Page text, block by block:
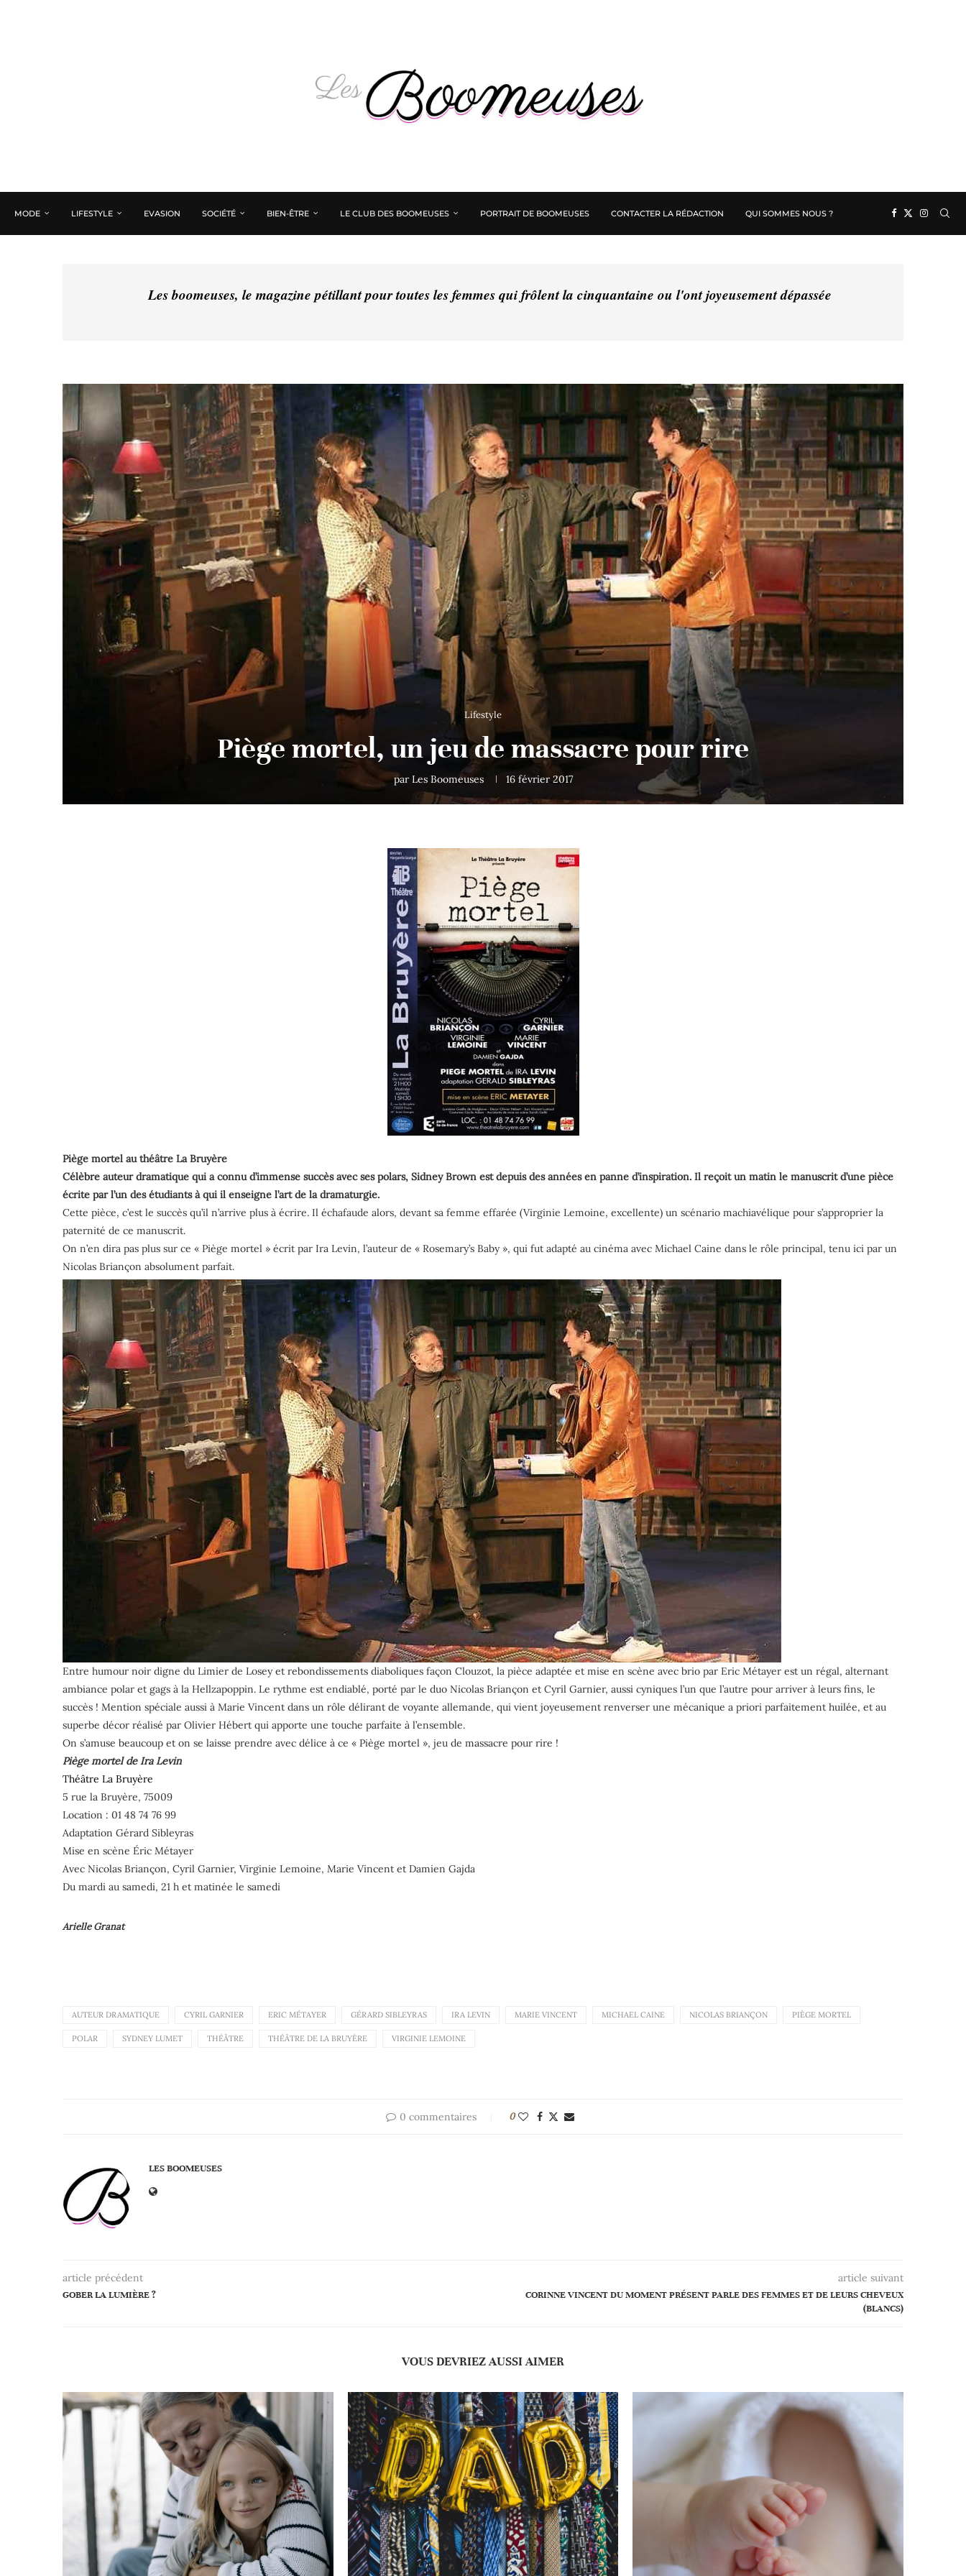
MODE LIFESTYLE EVASION SOCIÉTÉ BIEN-ÊTRE LE CLUB DES BOOMEUSES PORTRAIT DE BOOMEUSES CONTACTER LA RÉDACTION QUI SOMMES NOUS ?
Les boomeuses, le magazine pétillant pour toutes les femmes qui frôlent la cinquantaine ou l'ont joyeusement dépassée
Lifestyle
Piège mortel, un jeu de massacre pour rire
par Les Boomeuses 16 février 2017
Piège mortel au théâtre La Bruyère
Célèbre auteur dramatique qui a connu d’immense succès avec ses polars, Sidney Brown est depuis des années en panne d’inspiration. Il reçoit un matin le manuscrit d’une pièce
écrite par l’un des étudiants à qui il enseigne l’art de la dramaturgie.
Cette pièce, c’est le succès qu’il n’arrive plus à écrire. Il échafaude alors, devant sa femme effarée (Virginie Lemoine, excellente) un scénario machiavélique pour s’approprier la
paternité de ce manuscrit.
On n’en dira pas plus sur ce « Piège mortel » écrit par Ira Levin, l’auteur de « Rosemary’s Baby », qui fut adapté au cinéma avec Michael Caine dans le rôle principal, tenu ici par un
Nicolas Briançon absolument parfait.
Entre humour noir digne du Limier de Losey et rebondissements diaboliques façon Clouzot, la pièce adaptée et mise en scène avec brio par Eric Métayer est un régal, alternant
ambiance polar et gags à la Hellzapoppin. Le rythme est endiablé, porté par le duo Nicolas Briançon et Cyril Garnier, aussi cyniques l’un que l’autre pour arriver à leurs fins, le
succès ! Mention spéciale aussi à Marie Vincent dans un rôle délirant de voyante allemande, qui vient joyeusement renverser une mécanique a priori parfaitement huilée, et au
superbe décor réalisé par Olivier Hébert qui apporte une touche parfaite à l’ensemble.
On s’amuse beaucoup et on se laisse prendre avec délice à ce « Piège mortel », jeu de massacre pour rire !
Piège mortel de Ira Levin
Théâtre La Bruyère
5 rue la Bruyère, 75009
Location : 01 48 74 76 99
Adaptation Gérard Sibleyras
Mise en scène Éric Métayer
Avec Nicolas Briançon, Cyril Garnier, Virginie Lemoine, Marie Vincent et Damien Gajda
Du mardi au samedi, 21 h et matinée le samedi
Arielle Granat
AUTEUR DRAMATIQUE CYRIL GARNIER ERIC MÉTAYER GÉRARD SIBLEYRAS IRA LEVIN MARIE VINCENT MICHAEL CAINE NICOLAS BRIANÇON PIÈGE MORTEL
POLAR SYDNEY LUMET THÉÂTRE THÉÂTRE DE LA BRUYÈRE VIRGINIE LEMOINE
0 commentaires 0
LES BOOMEUSES
article précédent
GOBER LA LUMIÈRE ?
article suivant
CORINNE VINCENT DU MOMENT PRÉSENT PARLE DES FEMMES ET DE LEURS CHEVEUX
(BLANCS)
VOUS DEVRIEZ AUSSI AIMER